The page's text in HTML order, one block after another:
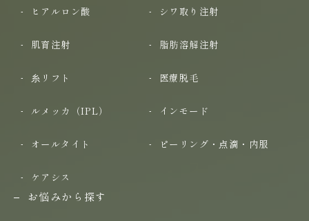
ヒアルロン酸 シワ取り注射
肌育注射 脂肪溶解注射
糸リフト 医療脱毛
ルメッカ（IPL） インモード
オールタイト ピーリング・点滴・内服
ケアシス
お悩みから探す